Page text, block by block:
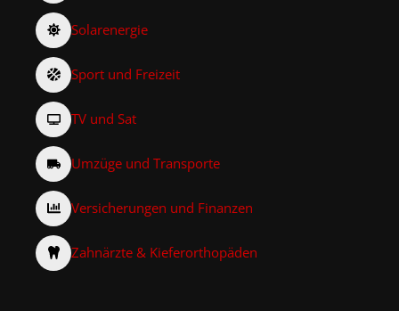
Solarenergie
Sport und Freizeit
TV und Sat
Umzüge und Transporte
Versicherungen und Finanzen
Zahnärzte & Kieferorthopäden